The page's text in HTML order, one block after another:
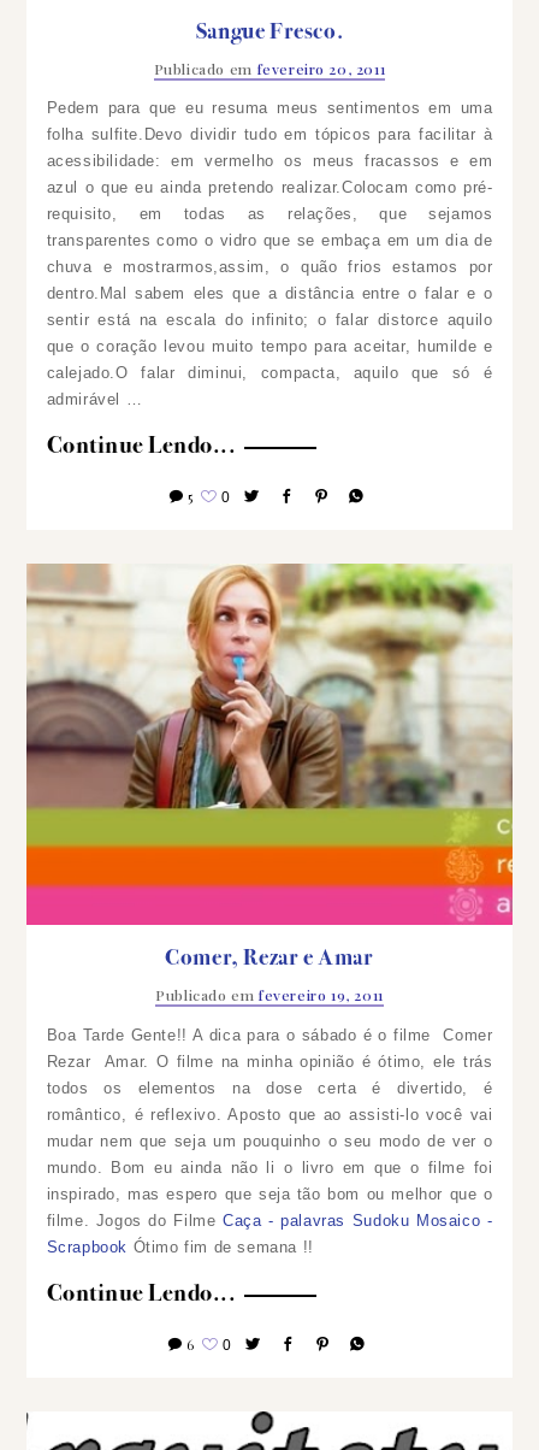
Sangue Fresco.
Publicado em fevereiro 20, 2011
Pedem para que eu resuma meus sentimentos em uma
folha sulfite.Devo dividir tudo em tópicos para facilitar à
acessibilidade: em vermelho os meus fracassos e em
azul o que eu ainda pretendo realizar.Colocam como pré-
requisito, em todas as relações, que sejamos
transparentes como o vidro que se embaça em um dia de
chuva e mostrarmos,assim, o quão frios estamos por
dentro.Mal sabem eles que a distância entre o falar e o
sentir está na escala do infinito; o falar distorce aquilo
que o coração levou muito tempo para aceitar, humilde e
calejado.O falar diminui, compacta, aquilo que só é
admirável …
Continue Lendo...
5 0
Comer, Rezar e Amar
Publicado em fevereiro 19, 2011
Boa Tarde Gente!! A dica para o sábado é o filme Comer
Rezar Amar. O filme na minha opinião é ótimo, ele trás
todos os elementos na dose certa é divertido, é
romântico, é reflexivo. Aposto que ao assisti-lo você vai
mudar nem que seja um pouquinho o seu modo de ver o
mundo. Bom eu ainda não li o livro em que o filme foi
inspirado, mas espero que seja tão bom ou melhor que o
filme. Jogos do Filme Caça - palavras Sudoku Mosaico -
Scrapbook Ótimo fim de semana !!
Continue Lendo...
6 0